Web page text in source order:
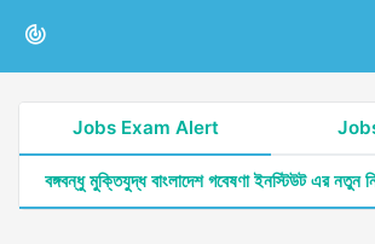
Jobs Exam Alert
বঙ্গবন্ধু মুক্তিযুদ্ধ বাংলাদেশ গবেষণা ইনস্টিউট এর নতুন